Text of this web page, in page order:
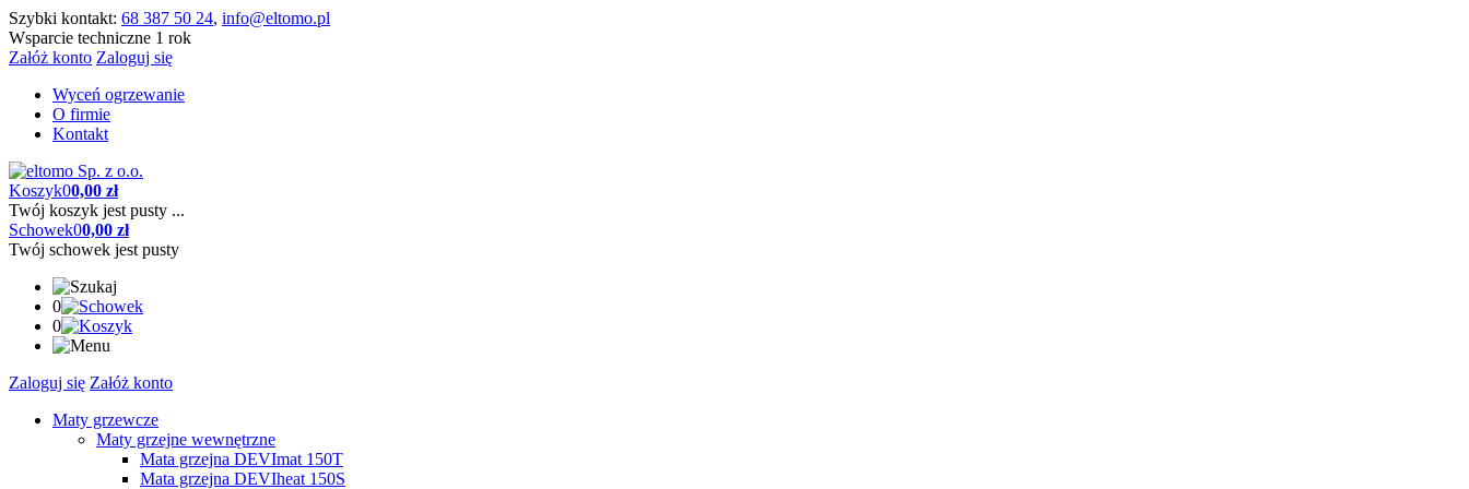
Szybki kontakt: 68 387 50 24, info@eltomo.pl
Wsparcie techniczne 1 rok
Załóż konto Zaloguj się
Wyceń ogrzewanie
O firmie
Kontakt
Koszyk00,00 zł
Twój koszyk jest pusty ...
Schowek00,00 zł
Twój schowek jest pusty
0
0
Zaloguj się Załóż konto
Maty grzewcze
Maty grzejne wewnętrzne
Mata grzejna DEVImat 150T
Mata grzejna DEVIheat 150S